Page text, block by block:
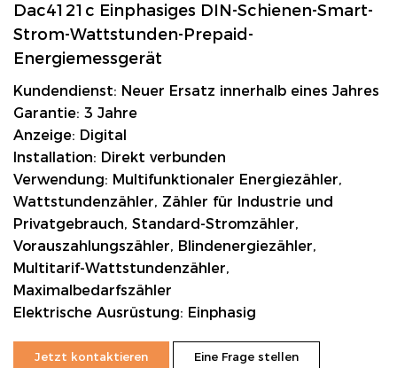
Dac4121c Einphasiges DIN-Schienen-Smart-
Strom-Wattstunden-Prepaid-
Energiemessgerät
Kundendienst: Neuer Ersatz innerhalb eines Jahres
Garantie: 3 Jahre
Anzeige: Digital
Installation: Direkt verbunden
Verwendung: Multifunktionaler Energiezähler,
Wattstundenzähler, Zähler für Industrie und
Privatgebrauch, Standard-Stromzähler,
Vorauszahlungszähler, Blindenergiezähler,
Multitarif-Wattstundenzähler,
Maximalbedarfszähler
Elektrische Ausrüstung: Einphasig
Jetzt kontaktieren Eine Frage stellen